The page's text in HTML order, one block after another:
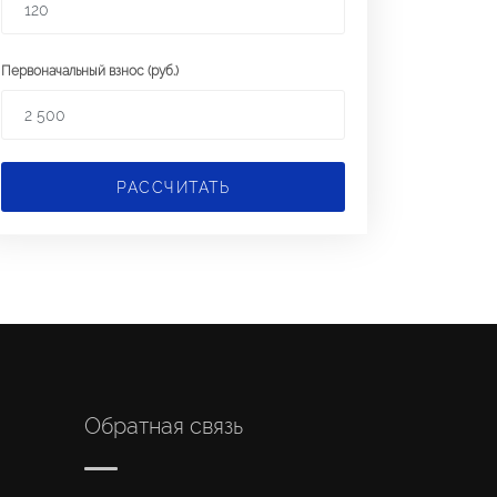
Первоначальный взнос (руб.)
РАССЧИТАТЬ
Обратная связь